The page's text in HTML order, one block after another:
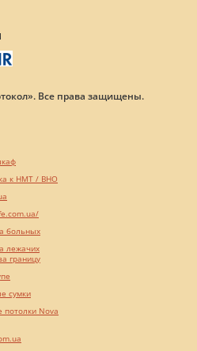
Все права защищены.
к НМТ / ВНО
больных
лежачих
границу
сумки
потолки Nova